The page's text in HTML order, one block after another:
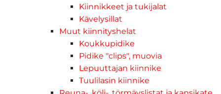
Kiinnikkeet ja tukijalat
Kävelysillat
Muut kiinnityshelat
Koukkupidike
Pidike "clips", muovia
Lepuuttajan kiinnike
Tuulilasin kiinnike